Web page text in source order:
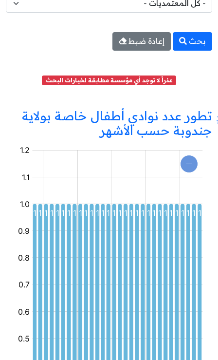
بحث إعادة ضبط
عذراً لا توجد أي مؤسسة مطابقة لخيارات البحث
تطور عدد نوادي أطفال خاصة بولاية
جندوبة حسب الأشهر
نادي